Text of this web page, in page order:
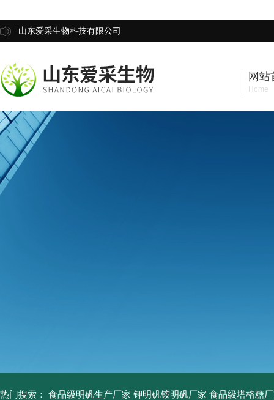
山东爱采生物科技有限公司
网站
Home
热门搜索： 食品级明矾生产厂家 钾明矾铵明矾厂家 食品级塔格糖